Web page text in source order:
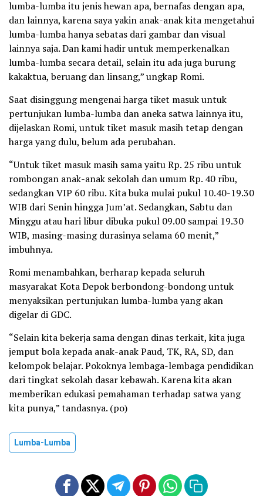
lumba-lumba itu jenis hewan apa, bernafas dengan apa,
dan lainnya, karena saya yakin anak-anak kita mengetahui
lumba-lumba hanya sebatas dari gambar dan visual
lainnya saja. Dan kami hadir untuk memperkenalkan
lumba-lumba secara detail, selain itu ada juga burung
kakaktua, beruang dan linsang,” ungkap Romi.
Saat disinggung mengenai harga tiket masuk untuk
pertunjukan lumba-lumba dan aneka satwa lainnya itu,
dijelaskan Romi, untuk tiket masuk masih tetap dengan
harga yang dulu, belum ada perubahan.
“Untuk tiket masuk masih sama yaitu Rp. 25 ribu untuk
rombongan anak-anak sekolah dan umum Rp. 40 ribu,
sedangkan VIP 60 ribu. Kita buka mulai pukul 10.40-19.30
WIB dari Senin hingga Jum’at. Sedangkan, Sabtu dan
Minggu atau hari libur dibuka pukul 09.00 sampai 19.30
WIB, masing-masing durasinya selama 60 menit,”
imbuhnya.
Romi menambahkan, berharap kepada seluruh
masyarakat Kota Depok berbondong-bondong untuk
menyaksikan pertunjukan lumba-lumba yang akan
digelar di GDC.
“Selain kita bekerja sama dengan dinas terkait, kita juga
jemput bola kepada anak-anak Paud, TK, RA, SD, dan
kelompok belajar. Pokoknya lembaga-lembaga pendidikan
dari tingkat sekolah dasar kebawah. Karena kita akan
memberikan edukasi pemahaman terhadap satwa yang
kita punya,” tandasnya. (po)
Lumba-Lumba